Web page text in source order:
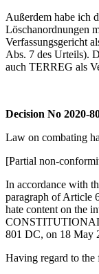
Außerdem habe ich
Löschanordnungen
Verfassungsgericht
Abs. 7 des Urteils).
auch TERREG als
Decision No 2020-
Law on combating
[Partial non-
In accordance with
paragraph of Article
hate content on the
801 DC, on 18
Having regard to